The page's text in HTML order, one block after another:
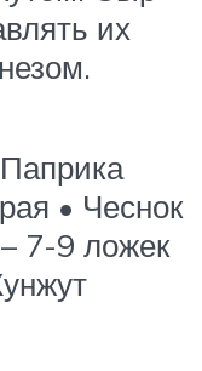
их
• Чеснок
7-9 ложек